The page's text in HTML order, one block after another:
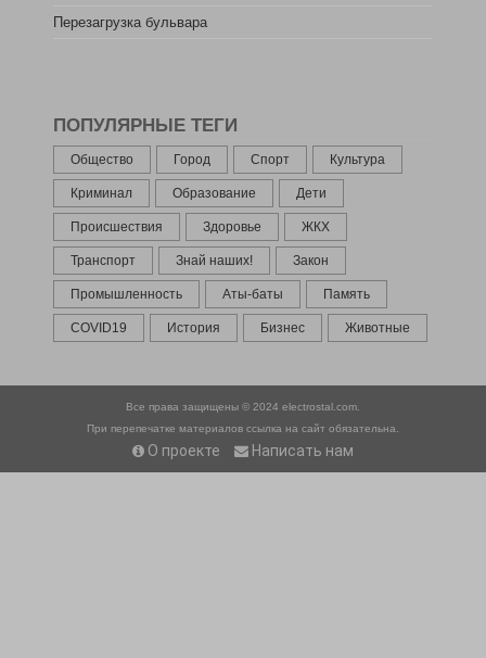
Перезагрузка бульвара
ПОПУЛЯРНЫЕ ТЕГИ
Общество Город Спорт Культура
Криминал Образование Дети
Происшествия Здоровье ЖКХ
Транспорт Знай наших! Закон
Промышленность Аты-баты Память
COVID19 История Бизнес Животные
Все права защищены © 2024 electrostal.com.
При перепечатке материалов ссылка на сайт обязательна.
О проекте Написать нам